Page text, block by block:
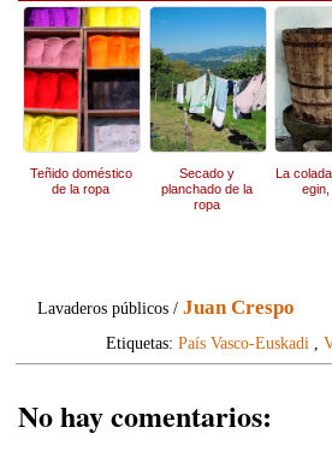
Teñido doméstico
de la ropa
Secado y
planchado de la
ropa
La
Lavaderos públicos /Juan Crespo
Etiquetas: País Vasco-Euskadi ,
No hay comentarios: